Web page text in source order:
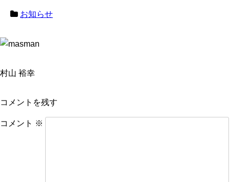
お知らせ
村山 裕幸
コメントを残す
コメント ※